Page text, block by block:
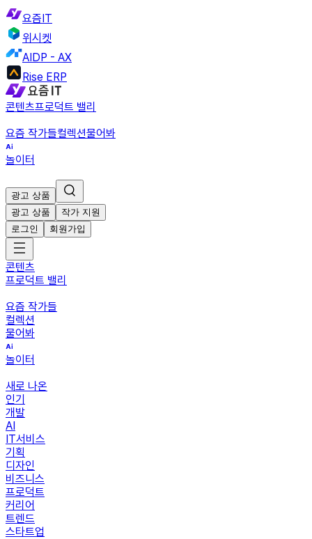
요즘IT
위시켓
AIDP - AX
Rise ERP
콘텐츠프로덕트 밸리
요즘 작가들컬렉션물어봐
놀이터
광고 상품
광고 상품
작가 지원
로그인
회원가입
콘텐츠
프로덕트 밸리
요즘 작가들
컬렉션
물어봐
놀이터
새로 나온
인기
개발
AI
IT서비스
기획
디자인
비즈니스
프로덕트
커리어
트렌드
스타트업